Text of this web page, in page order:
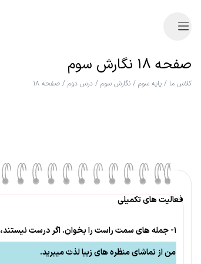
صفحه ۱۸ نگارش سوم
کلاس ما / پایه سوم / نگارش سوم / درس دوم / صفحه ۱۸
فعالیت های تکمیلی
۱- جمله های سمت راست را بخوان. اگر درست نیستند، شکل صحیح آن ها را در سمت چپ بنویس.
من از تماشای منظره های زیبا لذت میبرید.